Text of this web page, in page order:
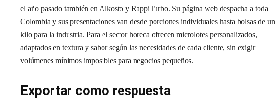
el año pasado también en Alkosto y RappiTurbo. Su página web despacha a toda
Colombia y sus presentaciones van desde porciones individuales hasta bolsas de un
kilo para la industria. Para el sector horeca ofrecen microlotes personalizados,
adaptados en textura y sabor según las necesidades de cada cliente, sin exigir
volúmenes mínimos imposibles para negocios pequeños.
Exportar como respuesta